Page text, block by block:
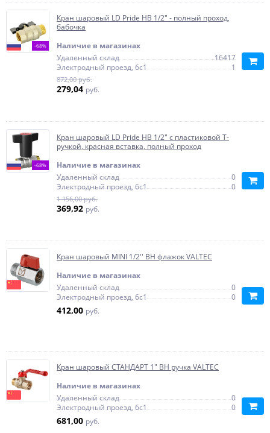
-68%
Кран шаровый LD Pride НВ 1/2" - полный проход,
бабочка
Наличие в магазинах
Удаленный склад
16417
Электродный проезд, 6с1
1
872,00 руб.
279,04 руб.
-68%
Кран шаровый LD Pride НВ 1/2" с пластиковой T-
ручкой, красная вставка, полный проход
Наличие в магазинах
Удаленный склад
0
Электродный проезд, 6с1
0
1 156,00 руб.
369,92 руб.
Кран шаровый MINI 1/2'' ВН флажок VALTEC
Наличие в магазинах
Удаленный склад
0
Электродный проезд, 6с1
0
412,00 руб.
Кран шаровый СТАНДАРТ 1" ВН ручка VALTEC
Наличие в магазинах
Удаленный склад
0
Электродный проезд, 6с1
0
681,00 руб.